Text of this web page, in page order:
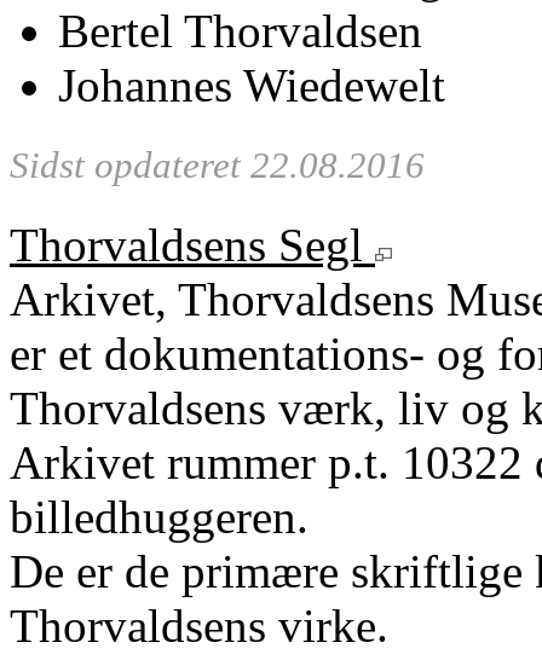
Bertel Thorvaldsen
Johannes Wiedewelt
Sidst opdateret 22.08.2016
Thorvaldsens Segl
Arkivet, Thorvaldsens
er et dokumentations- og
Thorvaldsens værk, liv og
Arkivet rummer p.t.
billedhuggeren.
De er de primære
Thorvaldsens virke.